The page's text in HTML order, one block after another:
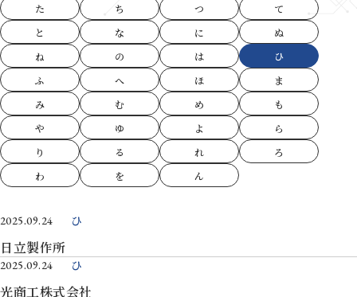
た
ち つ
て
と
な に
ぬ
ね
の は
ひ
ふ
へ ほ
ま
み
む め
も
や
ゆ よ
ら
り
る れ
ろ
わ
を ん
2025.09.24 ひ
日立製作所
2025.09.24 ひ
光商工株式会社